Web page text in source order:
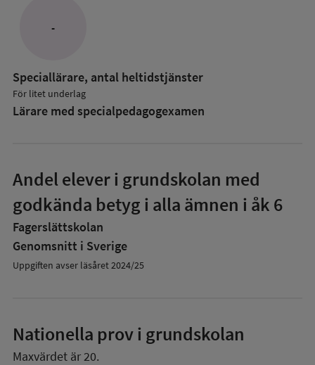
-
Speciallärare, antal heltidstjänster
För litet underlag
Lärare med specialpedagog­examen
Andel elever i grundskolan med
godkända betyg i alla ämnen i åk 6
Fagerslättskolan
Genomsnitt i Sverige
Uppgiften avser läsåret 2024/25
Nationella prov i grundskolan
Maxvärdet är 20.